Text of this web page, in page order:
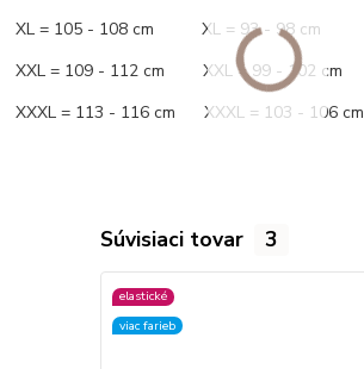
XL = 105 - 108 cm XL = 93 - 98 cm
XXL = 109 - 112 cm XXL = 99 - 102 cm
XXXL = 113 - 116 cm XXXL = 103 - 106 cm
Súvisiaci tovar 3
elastické
viac farieb